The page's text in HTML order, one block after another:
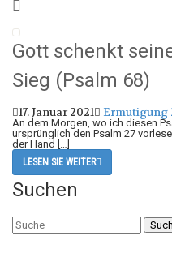
Gott schenkt
Sieg (Psalm 68)
17. Januar 2021 Ermutigung
An dem Morgen, wo ich diesen
ursprünglich den Psalm 27
der Hand […]
LESEN SIE WEITER
Suchen